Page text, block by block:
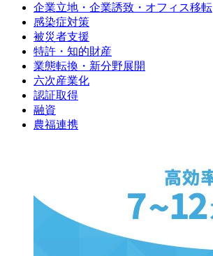
企業立地・企業誘致・オフィス移転
感染症対策
被災者支援
特許・知的財産
業態転換・新分野展開
六次産業化
認証取得
融資
農福連携